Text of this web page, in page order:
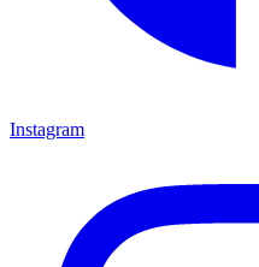
Instagram